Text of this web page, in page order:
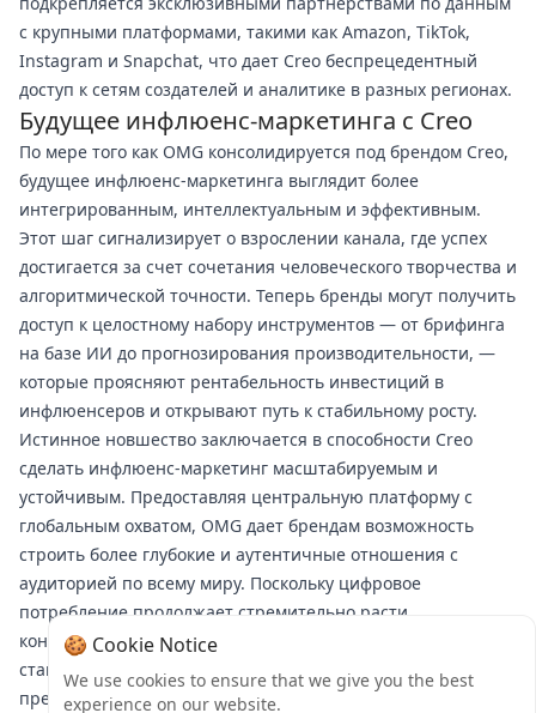
с крупными платформами, такими как Amazon, TikTok,
Instagram и Snapchat, что дает Creo беспрецедентный
доступ к сетям создателей и аналитике в разных регионах.
Будущее инфлюенс-маркетинга с Creo
По мере того как OMG консолидируется под брендом Creo,
будущее инфлюенс-маркетинга выглядит более
интегрированным, интеллектуальным и эффективным.
Этот шаг сигнализирует о взрослении канала, где успех
достигается за счет сочетания человеческого творчества и
алгоритмической точности. Теперь бренды могут получить
доступ к целостному набору инструментов — от брифинга
на базе ИИ до прогнозирования производительности, —
которые проясняют рентабельность инвестиций в
инфлюенсеров и открывают путь к стабильному росту.
Истинное новшество заключается в способности Creo
сделать инфлюенс-маркетинг масштабируемым и
устойчивым. Предоставляя центральную платформу с
глобальным охватом, OMG дает брендам возможность
строить более глубокие и аутентичные отношения с
аудиторией по всему миру. Поскольку цифровое
потребление продолжает стремительно расти,
консолидированная модель Creo готова установить новые
стандарты, превращая инфлюенсеров в мощные,
предсказуемые двигатели коммерческого успеха в
🍪 Cookie Notice
We use cookies to ensure that we give you the best
experience on our website.